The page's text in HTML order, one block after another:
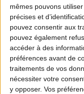
mêmes pouvons
précises et
pouvez consentir aux
pouvez également
accéder à des
préférences avant de
traitements de vos
nécessiter votre
y opposer. Vos